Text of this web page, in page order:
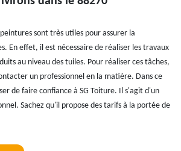
sont très utiles pour assurer la
En effet, il est nécessaire de réaliser les travaux
au niveau des tuiles. Pour réaliser ces tâches,
un professionnel en la matière. Dans ce
de faire confiance à SG Toiture. Il s'agit d'un
Sachez qu'il propose des tarifs à la portée de